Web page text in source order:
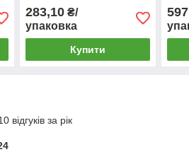
283,10₴/
упаковка
Купити
відгуків за рік